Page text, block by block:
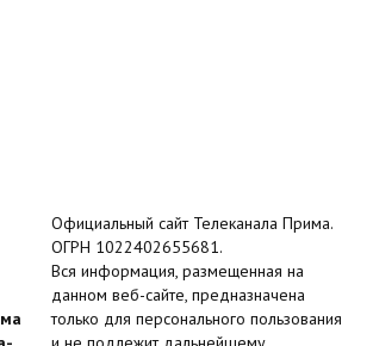
Официальный сайт Телеканала Прима.
ОГРН 1022402655681.
Вся информация, размещенная на
данном веб-сайте, предназначена
только для персонального пользования